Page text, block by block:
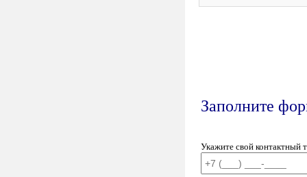
Заполните
Укажите свой контактный